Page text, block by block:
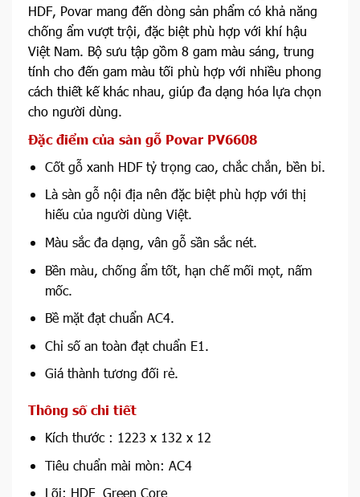
HDF, Povar mang đến dòng sản phẩm có khả năng
chống ẩm vượt trội, đặc biệt phù hợp với khí hậu
Việt Nam. Bộ sưu tập gồm 8 gam màu sáng, trung
tính cho đến gam màu tối phù hợp với nhiều phong
cách thiết kế khác nhau, giúp đa dạng hóa lựa chọn
cho người dùng.
Đặc điểm của sàn gỗ Povar PV6608
Cốt gỗ xanh HDF tỷ trọng cao, chắc chắn, bền bỉ.
Là sàn gỗ nội địa nên đặc biệt phù hợp với thị
hiếu của người dùng Việt.
Màu sắc đa dạng, vân gỗ sần sắc nét.
Bền màu, chống ẩm tốt, hạn chế mối mọt, nấm
mốc.
Bề mặt đạt chuẩn AC4.
Chỉ số an toàn đạt chuẩn E1.
Giá thành tương đối rẻ.
Thông số chi tiết
Kích thước : 1223 x 132 x 12
Tiêu chuẩn mài mòn: AC4
Lõi: HDF Green Core